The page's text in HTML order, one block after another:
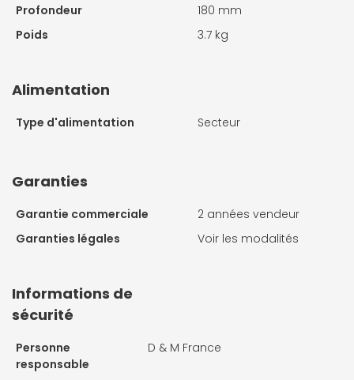
Profondeur
180 mm
Poids
3.7 kg
Alimentation
Type d'alimentation Secteur
Garanties
Garantie commerciale
2 années vendeur
Garanties légales
Voir les modalités
Informations de
sécurité
Personne
responsable
D & M France